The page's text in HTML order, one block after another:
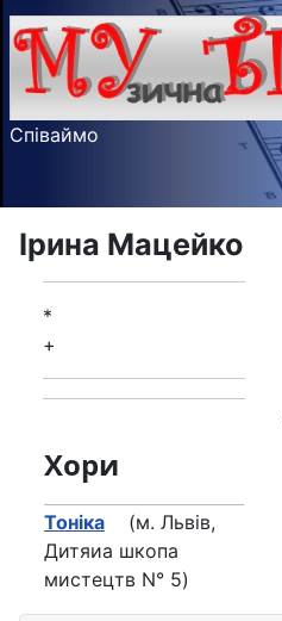
Співаймо
Ірина Мацейко
*
+
Хори
Тонiка (м. Львів,
Дитяиа шкопа
мистецтв N° 5)